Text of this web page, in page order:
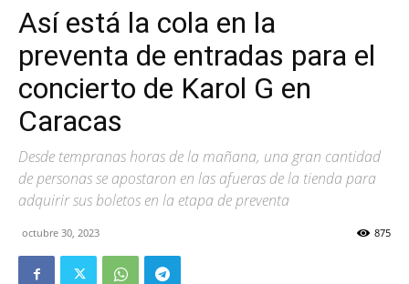
Así está la cola en la
preventa de entradas para el
concierto de Karol G en
Caracas
Desde tempranas horas de la mañana, una gran cantidad
de personas se apostaron en las afueras de la tienda para
adquirir sus boletos en la etapa de preventa
octubre 30, 2023 875